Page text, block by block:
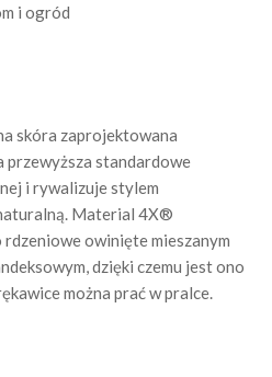
i ogród
skóra zaprojektowana
przewyższa standardowe
i rywalizuje stylem
Material 4X®
owinięte mieszanym
dzięki czemu jest ono
można prać w pralce.